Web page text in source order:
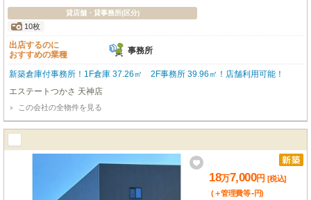
貸店舗・貸事務所(区分)
10枚
出店するのに
おすすめの業種
事務所
新築倉庫付事務所！1F倉庫 37.26㎡ 2F事務所 39.96㎡！店舗利用可能！
エステートつかさ 天神店
この会社の全物件を見る
18万7,000円 [税込]
(＋管理費等-円)